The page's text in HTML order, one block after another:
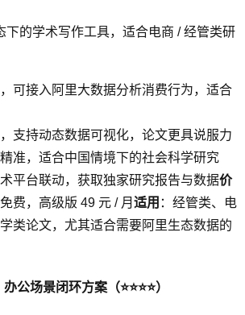
下的学术写作工具，适合电商 / 经管类研
可接入阿里大数据分析消费行为，适合
支持动态数据可视化，论文更具说服力
准，适合中国情境下的社会科学研究
平台联动，获取独家研究报告与数据价
费，高级版 49 元 / 月 适用 ：经管类、电
类论文，尤其适合需要阿里生态数据的
公场景闭环方案（⭐⭐⭐⭐）